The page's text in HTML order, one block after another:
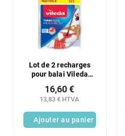
Lot de 2 recharges
pour balai Vileda
1
13,83 € HTVA
16,60 €
Ajouter au panier